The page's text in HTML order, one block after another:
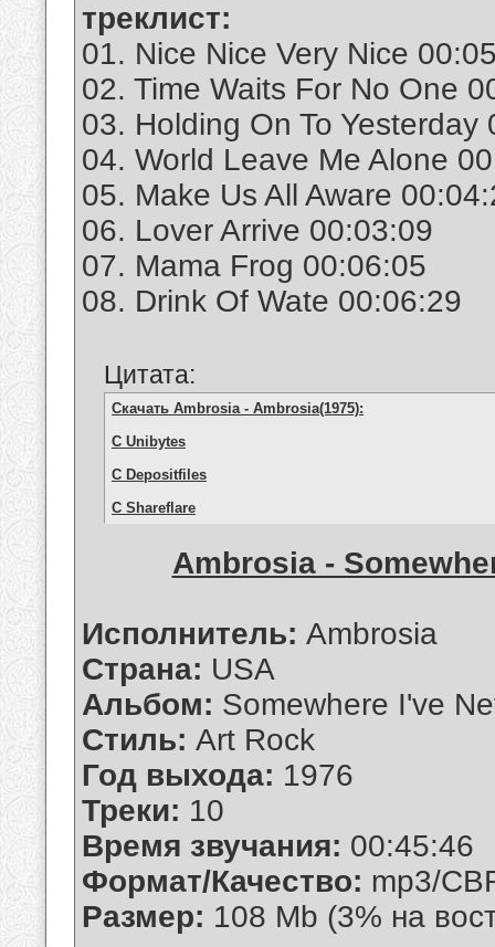
треклист:
01. Nice Nice Very Nice
02. Time Waits For No One
03. Holding On To Yesterday
04. World Leave Me Alone
05. Make Us All Aware
06. Lover Arrive 00:03:09
07. Mama Frog 00:06:05
08. Drink Of Wate 00:06:29
Цитата:
Скачать Ambrosia - Ambrosia(1975):
С Unibytes
С Depositfiles
С Shareflare
Ambrosia -
Исполнитель: Ambrosia
Страна: USA
Альбом: Somewhere I've
Стиль: Art Rock
Год выхода: 1976
Треки: 10
Время звучания: 00:45:46
Формат/Качество: mp3/
Размер: 108 Mb (3% на